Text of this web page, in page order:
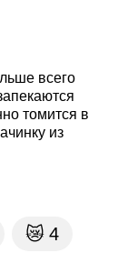
всего
томится в
из
😿 4